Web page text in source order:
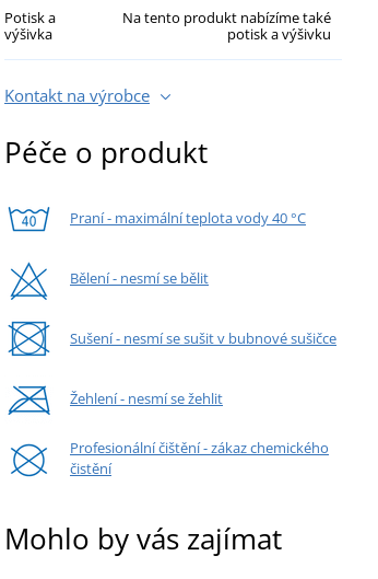
Potisk a
výšivka
Na tento produkt nabízíme také
potisk a výšivku
Kontakt na výrobce
Péče o produkt
Praní - maximální teplota vody 40 °C
Bělení - nesmí se bělit
Sušení - nesmí se sušit v bubnové sušičce
Žehlení - nesmí se žehlit
Profesionální čištění - zákaz chemického
čistění
Mohlo by vás zajímat